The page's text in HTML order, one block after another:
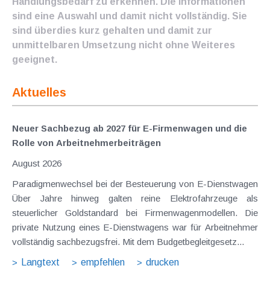
sind eine Auswahl und damit nicht vollständig. Sie
sind überdies kurz gehalten und damit zur
unmittelbaren Umsetzung nicht ohne Weiteres
geeignet.
Aktuelles
Neuer Sachbezug ab 2027 für E-Firmenwagen und die
Rolle von Arbeitnehmer​­beiträgen
August 2026
Paradigmenwechsel bei der Besteuerung von E-Dienstwagen
Über Jahre hinweg galten reine Elektrofahrzeuge als
steuerlicher Goldstandard bei Firmenwagenmodellen. Die
private Nutzung eines E-Dienstwagens war für Arbeitnehmer
vollständig sachbezugsfrei. Mit dem Budgetbegleitgesetz...
Langtext
empfehlen drucken